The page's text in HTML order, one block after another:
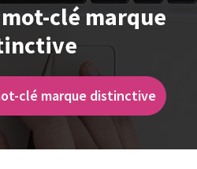
clé marque
clé marque distinctive